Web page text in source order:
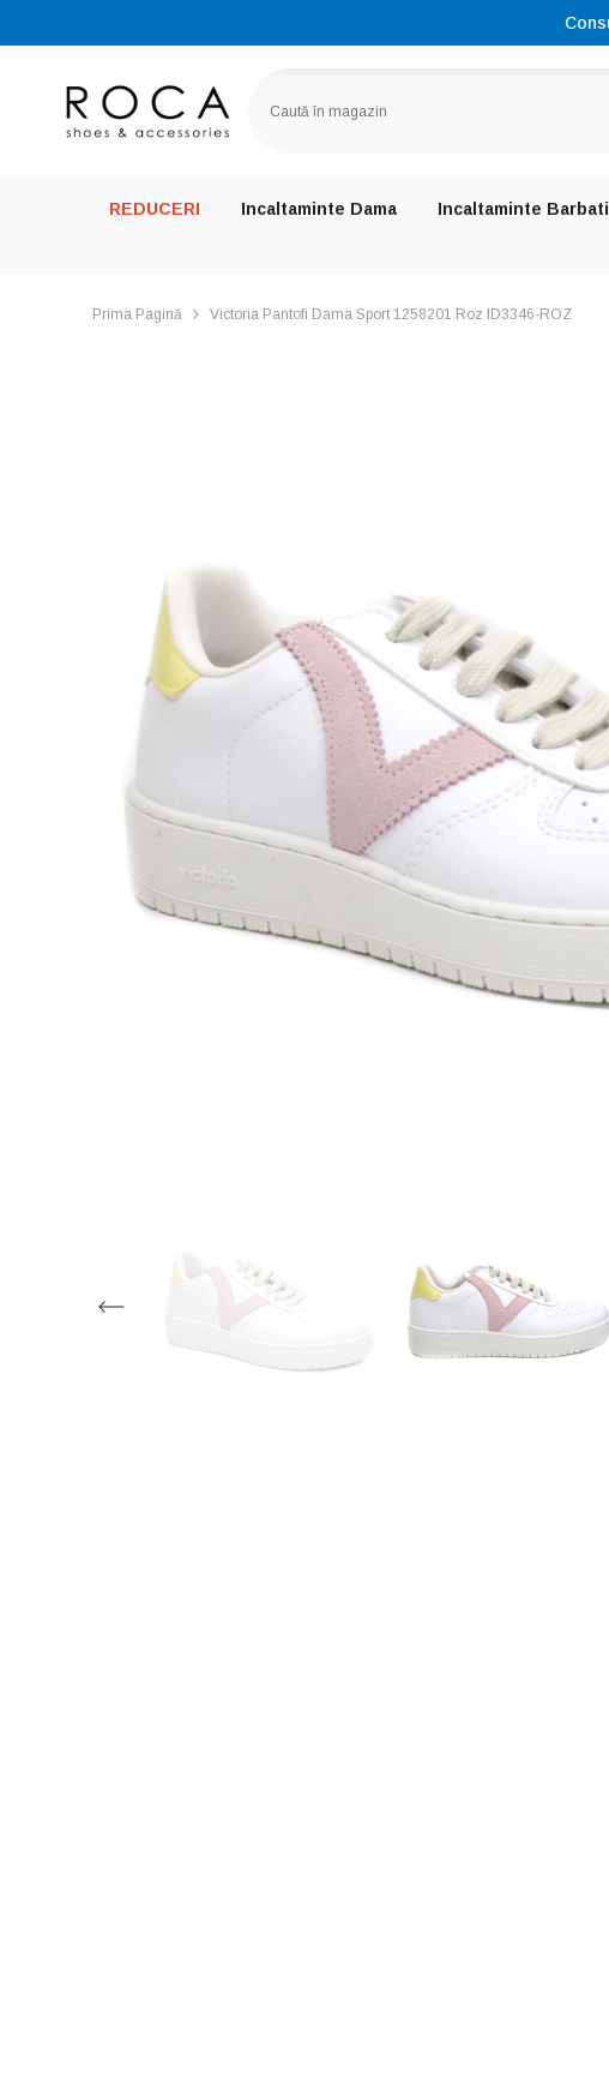
REDUCERI Incaltaminte Dama Incaltaminte Barbati
Prima Pagină Victoria Pantofi Dama Sport 1258201 Roz ID3346-ROZ